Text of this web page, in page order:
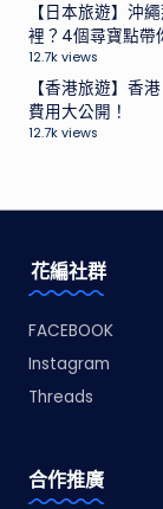
【日本旅遊】沖
裡？4個尋寶點帶
12.7k views
【香港旅遊】香
費用大公開！
12.7k views
花編社群
FACEBOOK
Instagram
Threads
合作推廣